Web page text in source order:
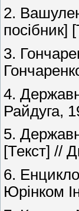
2.
посібник]
3.
4.
Райдуга,
5.
[Текст] //
6.
Юрінком